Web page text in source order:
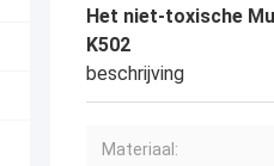
Het niet-toxische
K502
beschrijving
Materiaal: